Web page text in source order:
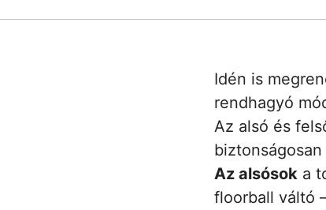
Idén is
rendhagyó
Az alsó és
Az alsósok a
floorball váltó